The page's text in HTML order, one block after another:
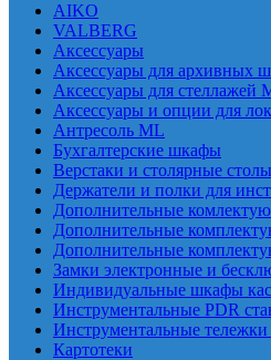
AIKO
VALBERG
Аксессуары
Аксессуары для архивных
Аксессуары для стеллажей
Аксессуары и опции для
Антресоль ML
Бухгалтерские шкафы
Верстаки и столярные столы
Держатели и полки для
Дополнительные
Дополнительные
Дополнительные
Замки электронные и
Индивидуальные шкафы
Инструментальные PDR
Инструментальные
Картотеки